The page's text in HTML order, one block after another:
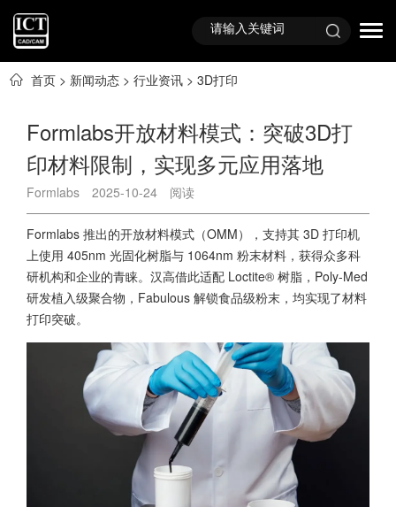
首页 > 新闻动态 > 行业资讯 > 3D打印
Formlabs开放材料模式：突破3D打
印材料限制，实现多元应用落地
Formlabs 2025-10-24 阅读
Formlabs 推出的开放材料模式（OMM），支持其 3D 打印机
上使用 405nm 光固化树脂与 1064nm 粉末材料，获得众多科
研机构和企业的青睐。汉高借此适配 Loctite® 树脂，Poly-Med
研发植入级聚合物，Fabulous 解锁食品级粉末，均实现了材料
打印突破。